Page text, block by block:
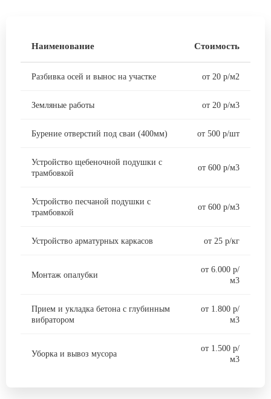
Наименование Стоимость
Разбивка осей и вынос на участке от 20 р/м2
Земляные работы от 20 р/м3
Бурение отверстий под сваи (400мм) от 500 р/шт
Устройство щебеночной подушки с
трамбовкой
от 600 р/м3
Устройство песчаной подушки с
трамбовкой
от 600 р/м3
Устройство арматурных каркасов от 25 р/кг
Монтаж опалубки
от 6.000 р/
м3
Прием и укладка бетона с глубинным
вибратором
от 1.800 р/
м3
Уборка и вывоз мусора
от 1.500 р/
м3